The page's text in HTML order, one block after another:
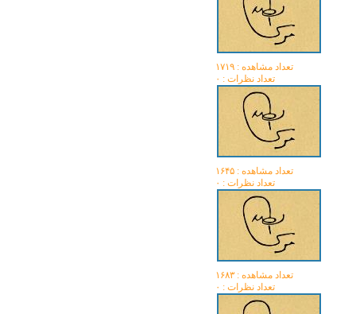
تعداد مشاهده :‌ ۱۷۱۹
تعداد نظرات : ۰
تعداد مشاهده :‌ ۱۶۴۵
تعداد نظرات : ۰
تعداد مشاهده :‌ ۱۶۸۳
تعداد نظرات : ۰